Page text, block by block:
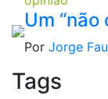
Um
Por Jorge
Tags